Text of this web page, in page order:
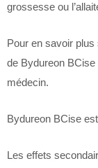
grossesse ou
Pour en savoir plus
de Bydureon
médecin.
Bydureon BCise
Les effets